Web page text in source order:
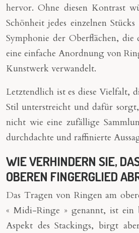
hervor. Ohne diesen Kontrast
Schönheit jedes einzelnen
Symphonie der Oberflächen, die
eine einfache Anordnung von
Kunstwerk verwandelt.
Letztendlich ist es diese Vielfalt,
Stil unterstreicht und dafür
nicht wie eine zufällige
durchdachte und raffinierte
WIE VERHINDERN SIE,
OBEREN FINGERGLIED
Das Tragen von Ringen am
« Midi-Ringe » genannt, ist ein
Aspekt des Stackings, birgt